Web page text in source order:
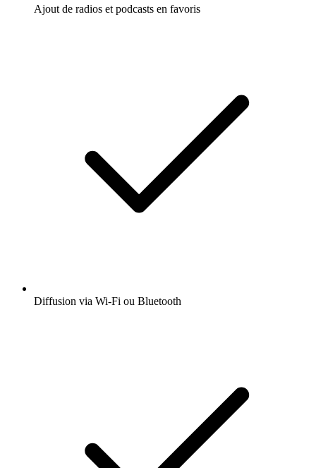
Ajout de radios et podcasts en favoris
Diffusion via Wi-Fi ou Bluetooth